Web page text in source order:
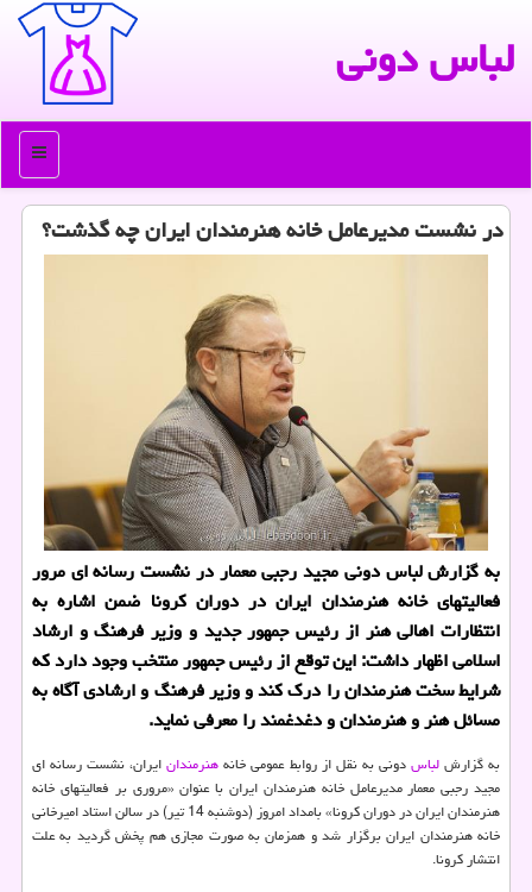
لباس دونی
منو
در نشست مدیرعامل خانه هنرمندان ایران چه گذشت؟
به گزارش لباس دونی مجید رجبی معمار در نشست رسانه ای مرور
فعالیتهای خانه هنرمندان ایران در دوران کرونا ضمن اشاره به
انتظارات اهالی هنر از رئیس جمهور جدید و وزیر فرهنگ و ارشاد
اسلامی اظهار داشت: این توقع از رئیس جمهور منتخب وجود دارد که
شرایط سخت هنرمندان را درک کند و وزیر فرهنگ و ارشادی آگاه به
مسائل هنر و هنرمندان و دغدغمند را معرفی نماید.
به گزارشلباسدونی به نقل از روابط عمومی خانههنرمندانایران، نشست رسانه ای
مجید رجبی معمار مدیرعامل خانه هنرمندان ایران با عنوان «مروری بر فعالیتهای خانه
هنرمندان ایران در دوران کرونا» بامداد امروز (دوشنبه 14 تیر) در سالن استاد امیرخانی
خانه هنرمندان ایران برگزار شد و همزمان به صورت مجازی هم پخش گردید به علت
انتشار کرونا.